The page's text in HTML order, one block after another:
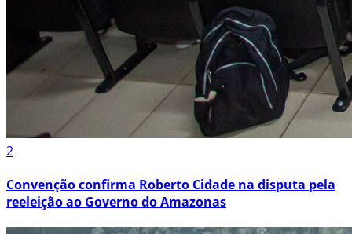
2
Convenção confirma Roberto Cidade na disputa pela
reeleição ao Governo do Amazonas